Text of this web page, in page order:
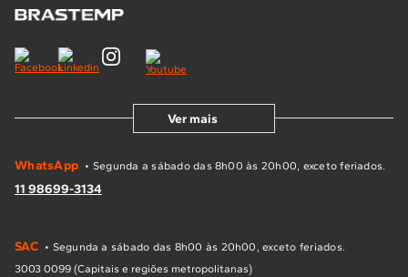
Ver mais
WhatsApp • Segunda a sábado das 8h00 às 20h00, exceto feriados.
11 98699-3134
SAC • Segunda a sábado das 8h00 às 20h00, exceto feriados.
3003 0099 (Capitais e regiões metropolitanas)